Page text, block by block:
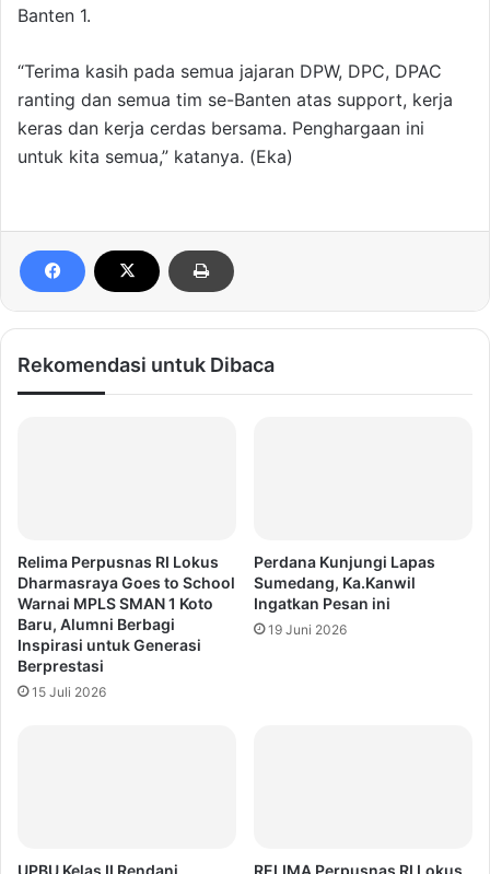
Banten 1.
“Terima kasih pada semua jajaran DPW, DPC, DPAC
ranting dan semua tim se-Banten atas support, kerja
keras dan kerja cerdas bersama. Penghargaan ini
untuk kita semua,” katanya. (Eka)
Rekomendasi untuk Dibaca
Relima Perpusnas RI Lokus
Dharmasraya Goes to School
Warnai MPLS SMAN 1 Koto
Baru, Alumni Berbagi
Inspirasi untuk Generasi
Berprestasi
15 Juli 2026
Perdana Kunjungi Lapas
Sumedang, Ka.Kanwil
Ingatkan Pesan ini
19 Juni 2026
UPBU Kelas II Rendani RELIMA Perpusnas RI Lokus